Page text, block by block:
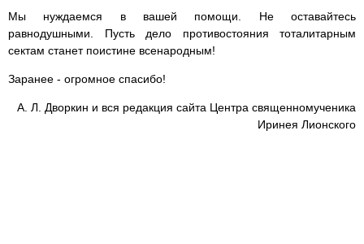
Мы нуждаемся в вашей помощи. Не оставайтесь
равнодушными. Пусть дело противостояния тоталитарным
сектам станет поистине всенародным!
Заранее - огромное спасибо!
А. Л. Дворкин и вся редакция сайта Центра священномученика
Иринея Лионского